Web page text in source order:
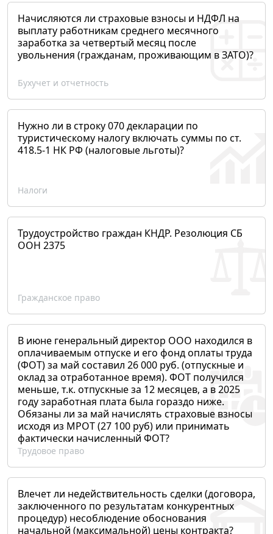
Начисляются ли страховые взносы и НДФЛ на
выплату работникам среднего месячного
заработка за четвертый месяц после
увольнения (гражданам, проживающим в ЗАТО)?
Бухучет и отчетность
Нужно ли в строку 070 декларации по
туристическому налогу включать суммы по ст.
418.5-1 НК РФ (налоговые льготы)?
Налоги
Трудоустройство граждан КНДР. Резолюция СБ
ООН 2375
Гражданское право
В июне генеральный директор ООО находился в
оплачиваемым отпуске и его фонд оплаты труда
(ФОТ) за май составил 26 000 руб. (отпускные и
оклад за отработанное время). ФОТ получился
меньше, т.к. отпускные за 12 месяцев, а в 2025
году заработная плата была гораздо ниже.
Обязаны ли за май начислять страховые взносы
исходя из МРОТ (27 100 руб) или принимать
фактически начисленный ФОТ?
Трудовое право
Влечет ли недействительность сделки (договора,
заключенного по результатам конкурентных
процедур) несоблюдение обоснования
начальной (максимальной) цены контракта?